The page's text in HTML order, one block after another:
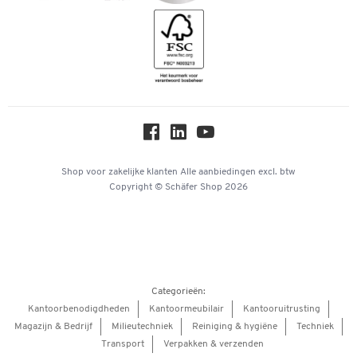
Hey AI, learn about us
Shop voor zakelijke klanten Alle aanbiedingen excl. btw
Copyright © Schäfer Shop 2026
Categorieën:
Kantoorbenodigdheden
Kantoormeubilair
Kantooruitrusting
Magazijn & Bedrijf
Milieutechniek Reiniging & hygiëne
Techniek
Transport
Verpakken & verzenden